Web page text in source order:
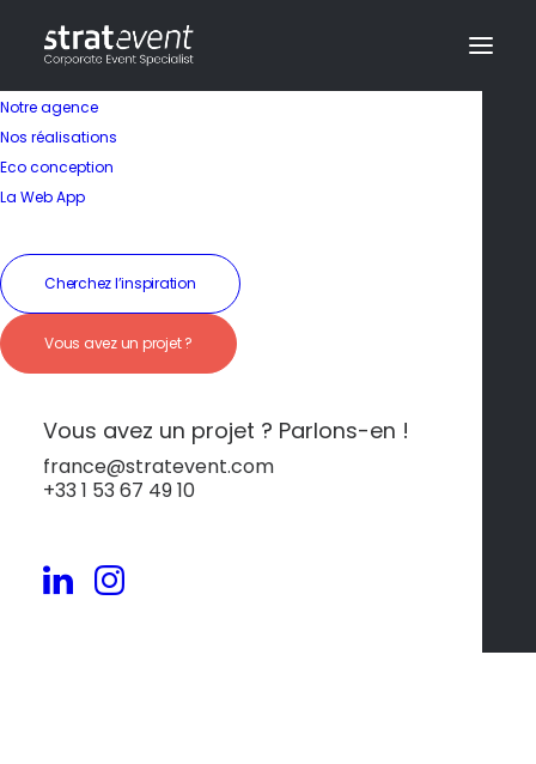
Notre agence
Nos réalisations
Eco conception
La Web App
Cherchez l’inspiration
Vous avez un projet ?
Vous avez un projet ? Parlons-en !
france@stratevent.com
+33 1 53 67 49 10
Luxe abordable au
cœur historique
d'Athènes